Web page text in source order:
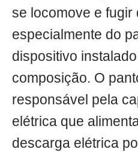
se locomove e fugir
especialmente do
dispositivo
composição. O
responsável pela
elétrica que
descarga elétrica